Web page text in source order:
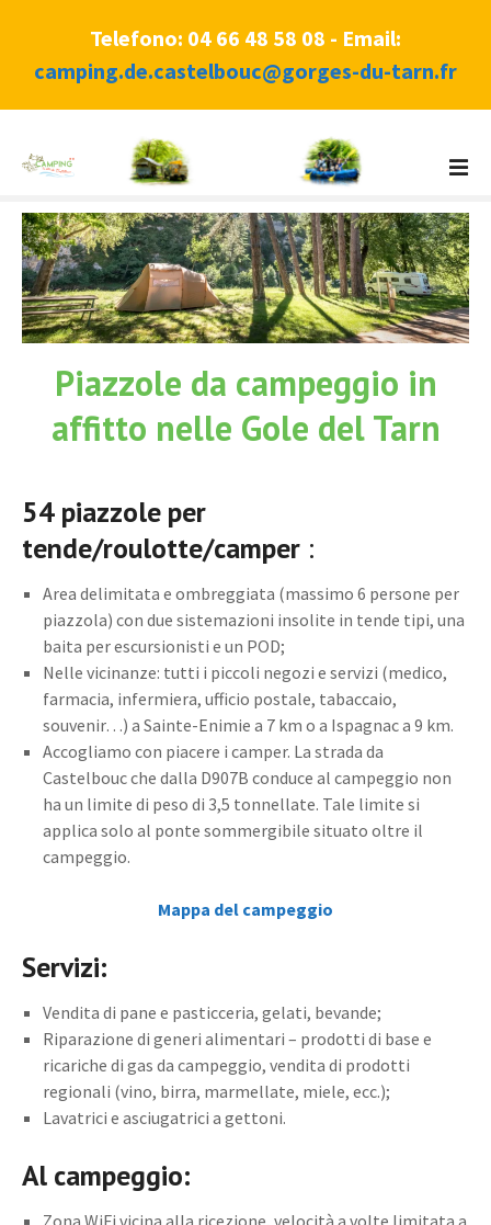
Telefono: 04 66 48 58 08 - Email:
camping.de.castelbouc@gorges-du-tarn.fr
Piazzole da campeggio in
affitto nelle Gole del Tarn
54 piazzole per
tende/roulotte/camper :
Area delimitata e ombreggiata (massimo 6 persone per
piazzola) con due sistemazioni insolite in tende tipi, una
baita per escursionisti e un POD;
Nelle vicinanze: tutti i piccoli negozi e servizi (medico,
farmacia, infermiera, ufficio postale, tabaccaio,
souvenir…) a Sainte-Enimie a 7 km o a Ispagnac a 9 km.
Accogliamo con piacere i camper. La strada da
Castelbouc che dalla D907B conduce al campeggio non
ha un limite di peso di 3,5 tonnellate. Tale limite si
applica solo al ponte sommergibile situato oltre il
campeggio.
Mappa del campeggio
Servizi:
Vendita di pane e pasticceria, gelati, bevande;
Riparazione di generi alimentari – prodotti di base e
ricariche di gas da campeggio, vendita di prodotti
regionali (vino, birra, marmellate, miele, ecc.);
Lavatrici e asciugatrici a gettoni.
Al campeggio:
Zona WiFi vicina alla ricezione, velocità a volte limitata a